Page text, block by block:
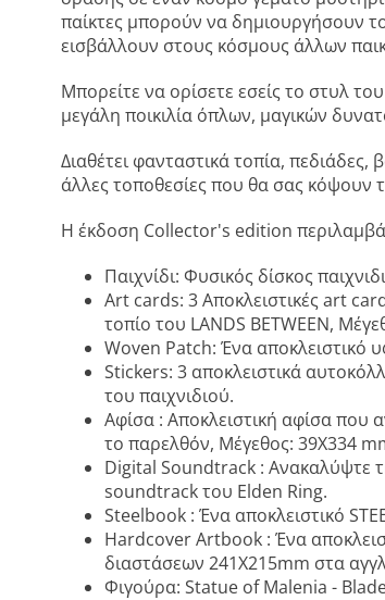
παίκτες μπορούν να δημιουργήσουν
εισβάλλουν στους κόσμους άλλων
Μπορείτε να ορίσετε εσείς το στυλ
μεγάλη ποικιλία όπλων, μαγικών
Διαθέτει φανταστικά τοπία,
άλλες τοποθεσίες που θα σας κόψουν
Η έκδοση Collector's edition
Παιχνίδι: Φυσικός δίσκος
Art cards: 3 Αποκλειστικές art
τοπίο του LANDS BETWEEN,
Woven Patch: Ένα αποκλειστικό
Stickers: 3 αποκλειστικά
του παιχνιδιού.
Αφίσα : Αποκλειστική αφίσα
το παρελθόν, Μέγεθος: 39X334
Digital Soundtrack : Ανακαλύψτε
soundtrack του Elden Ring.
Steelbook : Ένα αποκλειστικό
Ηardcover Artbook : Ένα
διαστάσεων 241X215mm στα
Φιγούρα: Statue of Malenia -